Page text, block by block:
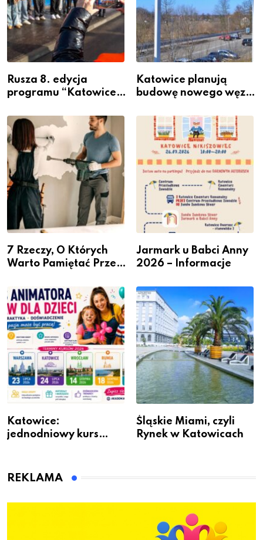
Rusza 8. edycja
programu “Katowice
– nabór dla
przedsiębiorców
Katowice planują
budowę nowego węzła
Podlesiu
7 Rzeczy, O Których
Warto Pamiętać Przed
Jarmark u Babci Anny
2026 – Informacje
Katowice:
jednodniowy kurs
dzieci
Śląskie Miami, czyli
Rynek w Katowicach
REKLAMA